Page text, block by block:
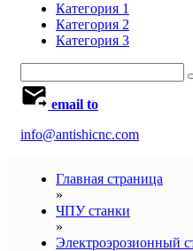
Категория 1
Категория 2
Категория 3
email to
info@antishicnc.com
Главная страница
»
ЧПУ станки
»
Электроэрозионный